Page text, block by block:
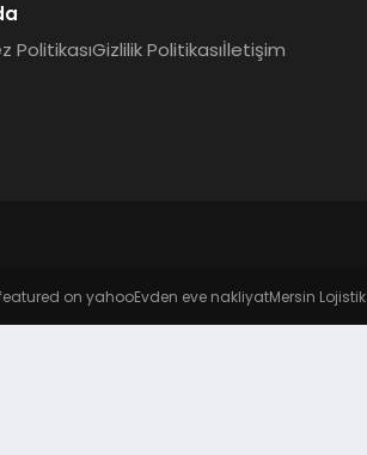
PolitikasıGizlilik Politikasıİletişim
on yahooEvden eve nakliyatMersin Lojistik